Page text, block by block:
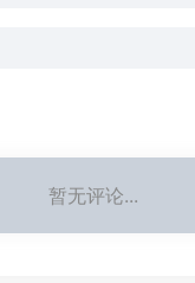
暂无评论...